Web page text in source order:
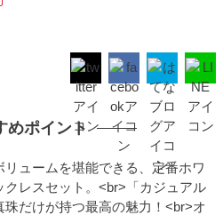
めポイント
ュームを堪能できる、定番ホワ
レスセット。<br>「カジュアル
だけが持つ最高の魅力！<br>オ